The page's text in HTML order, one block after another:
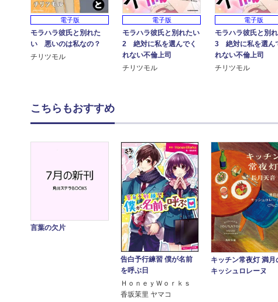
電子版
モラハラ彼氏と別れた
い 悪いのは私なの？
チリツモル
電子版
モラハラ彼氏と別れたい
2 絶対に私を選んでく
れない不倫上司
チリツモル
電子版
モラハラ彼氏と別
3 絶対に私を選ん
れない不倫上司
チリツモル
こちらもおすすめ
言葉の欠片
告白予行練習 僕が名前
を呼ぶ日
ＨｏｎｅｙＷｏｒｋｓ
香坂茉里 ヤマコ
キッチン常夜灯 満月
キッシュロレーヌ